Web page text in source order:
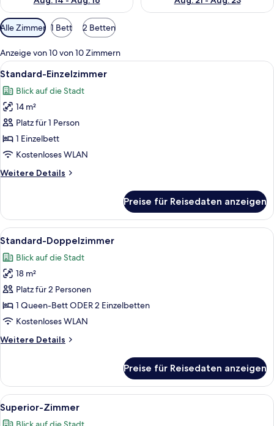
Verfügbare
Filter
für
Zimmer
Alle Zimmer 1 Bett 2 Betten
Anzeige von 10 von 10 Zimmern
Alle
Fotos
für
Standard-
Einzelzimmer
anzeigen
Ein Schlafzimmer mit Bett,
3
Standard-Einzelzimmer
Blick auf die Stadt
14 m²
Platz für 1 Person
1 Einzelbett
Kostenloses WLAN
Weitere Details
Weitere
Einzelzimmer
Preise für Reisedaten anzeigen
Alle
Fotos
für
Standard-
Doppelzimmer
anzeigen
Ein Hotelzimmer mit einem großen
9
Standard-Doppelzimmer
Blick auf die Stadt
18 m²
Platz für 2 Personen
1 Queen-Bett ODER 2 Einzelbetten
Kostenloses WLAN
Weitere Details
Weitere
Doppelzimmer
Preise für Reisedaten anzeigen
Alle
Fotos
Ein Schlafzimmer mit Doppelbett,
16
Superior-Zimmer